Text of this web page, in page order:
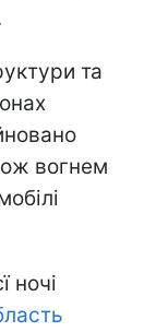
та
вогнем
ночі